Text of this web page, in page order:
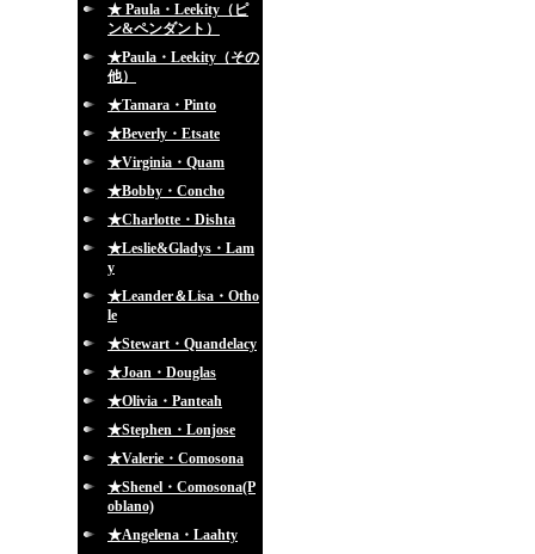
★ Paula・Leekity（ピ
ン&ペンダント）
★Paula・Leekity（その
他）
★Tamara・Pinto
★Beverly・Etsate
★Virginia・Quam
★Bobby・Concho
★Charlotte・Dishta
★Leslie&Gladys・Lam
y
★Leander＆Lisa・Otho
le
★Stewart・Quandelacy
★Joan・Douglas
★Olivia・Panteah
★Stephen・Lonjose
★Valerie・Comosona
★Shenel・Comosona(P
oblano)
★Angelena・Laahty